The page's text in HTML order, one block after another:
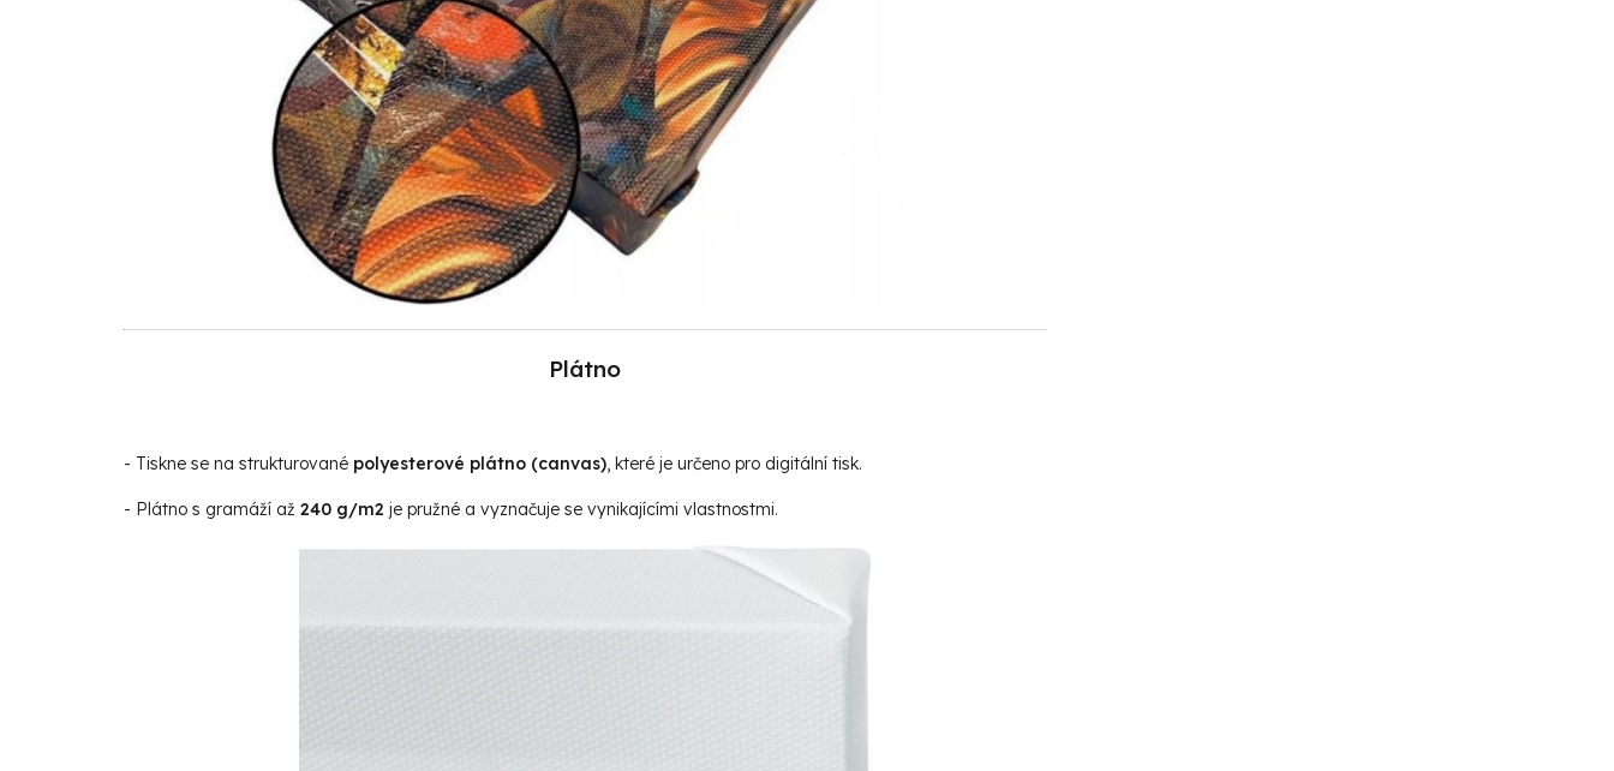
Plátno
- Tiskne se na strukturované polyesterové plátno (canvas), které je určeno pro digitální tisk.
- Plátno s gramáží až 240 g/m2 je pružné a vyznačuje se vynikajícími vlastnostmi.